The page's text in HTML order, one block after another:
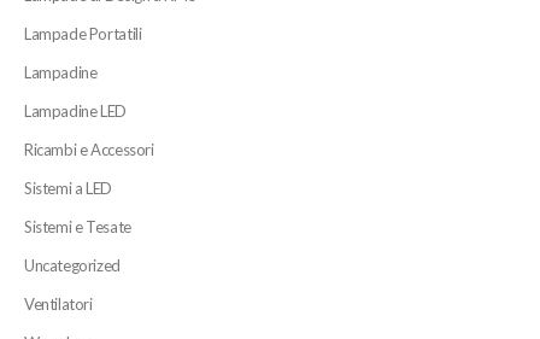
Lampade Portatili
Lampadine
Lampadine LED
Ricambi e Accessori
Sistemi a LED
Sistemi e Tesate
Uncategorized
Ventilatori